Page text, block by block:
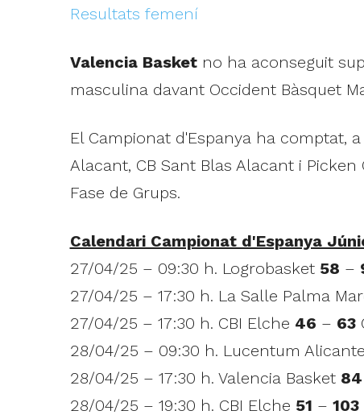
Resultats femení
Valencia Basketno ha aconseguit
masculina davant Occident Bàsquet
El Campionat d'Espanya ha comptat,
Alacant, CB Sant Blas Alacant i
Fase de Grups.
Calendari Campionat d'Espanya
27/04/25 – 09:30 h. Logrobasket 58 –
27/04/25 – 17:30 h. La Salle Palma
27/04/25 – 17:30 h. CBI Elche 46 – 63
28/04/25 – 09:30 h. Lucentum Alicante
28/04/25 – 17:30 h. Valencia Basket 84
28/04/25 – 19:30 h. CBI Elche 51 – 103